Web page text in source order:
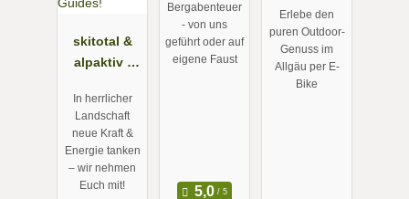
skitotal &
alpaktiv -
draussen ➤
Guides!
In herrlicher
Landschaft
neue Kraft &
Energie tanken
– wir nehmen
Euch mit!
Bergabenteuer
- von uns
geführt oder auf
eigene Faust
Touren im
Erlebe den
puren Outdoor-
Genuss im
Allgäu per E-
Bike